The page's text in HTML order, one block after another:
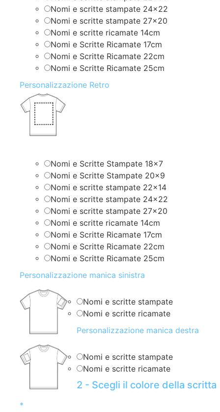
Nomi e scritte stampate 24×22
Nomi e scritte stampate 27×20
Nomi e scritte ricamate 14cm
Nomi e Scritte Ricamate 17cm
Nomi e Scritte Ricamate 22cm
Nomi e Scritte Ricamate 25cm
Personalizzazione Retro
Nomi e Scritte Stampate 18×7
Nomi e Scritte Stampate 20×9
Nomi e scritte stampate 22×14
Nomi e scritte stampate 24×22
Nomi e scritte stampate 27×20
Nomi e scritte ricamate 14cm
Nomi e Scritte Ricamate 17cm
Nomi e Scritte Ricamate 22cm
Nomi e Scritte Ricamate 25cm
Personalizzazione manica sinistra
Nomi e scritte stampate
Nomi e scritte ricamate
Personalizzazione manica destra
Nomi e scritte stampate
Nomi e scritte ricamate
2 - Scegli il colore della scritta
*